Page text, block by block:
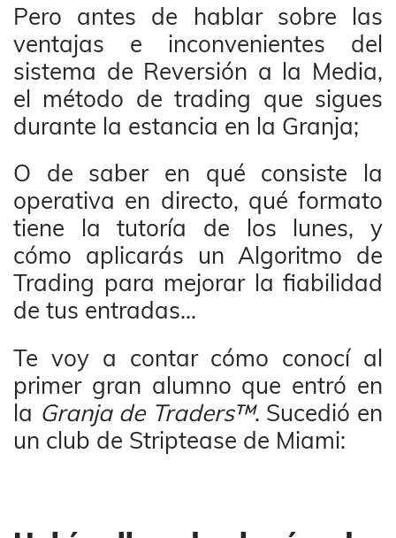
Pero antes de hablar sobre las
ventajas e inconvenientes del
sistema de Reversión a la Media,
el método de trading que sigues
durante la estancia en la Granja;
O de saber en qué consiste la
operativa en directo, qué formato
tiene la tutoría de los lunes, y
cómo aplicarás un Algoritmo de
Trading para mejorar la fiabilidad
de tus entradas…
Te voy a contar cómo conocí al
primer gran alumno que entró en
la Granja de Traders™. Sucedió en
un club de Striptease de Miami: